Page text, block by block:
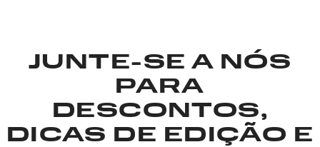
JUNTE-SE A NÓS
PARA
DESCONTOS,
DICAS DE EDIÇÃO E